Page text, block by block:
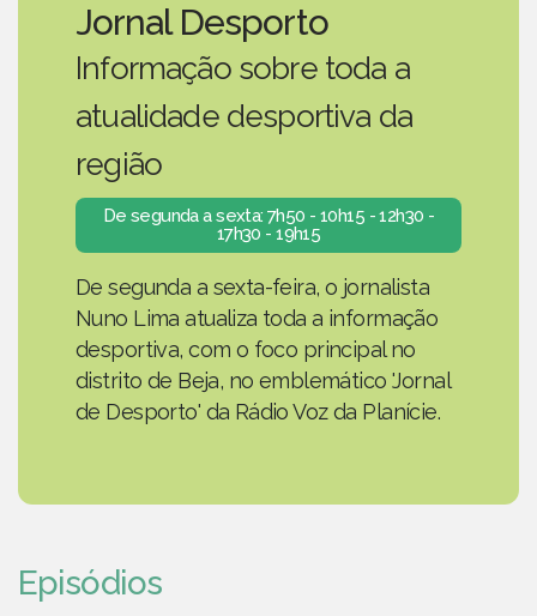
Jornal Desporto
Informação sobre toda a
atualidade desportiva da
região
De segunda a sexta: 7h50 - 10h15 - 12h30 -
17h30 - 19h15
De segunda a sexta-feira, o jornalista
Nuno Lima atualiza toda a informação
desportiva, com o foco principal no
distrito de Beja, no emblemático 'Jornal
de Desporto' da Rádio Voz da Planície.
Episódios